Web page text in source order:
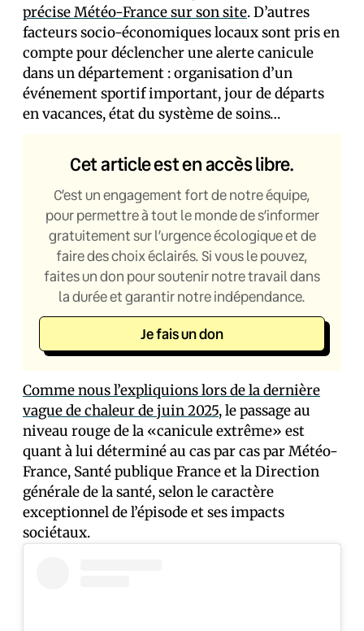
précise Météo-France sur son site. D’autres
facteurs socio-économiques locaux sont pris en
compte pour déclencher une alerte canicule
dans un département : organisation d’un
événement sportif important, jour de départs
en vacances, état du système de soins…
Cet article est en accès libre.
C’est un engagement fort de notre équipe,
pour permettre à tout le monde de s’informer
gratuitement sur l’urgence écologique et de
faire des choix éclairés. Si vous le pouvez,
faites un don pour soutenir notre travail dans
la durée et garantir notre indépendance.
Je fais un don
Comme nous l’expliquions lors de la dernière
vague de chaleur de juin 2025, le passage au
niveau rouge de la «canicule extrême» est
quant à lui déterminé au cas par cas par Météo-
France, Santé publique France et la Direction
générale de la santé, selon le caractère
exceptionnel de l’épisode et ses impacts
sociétaux.